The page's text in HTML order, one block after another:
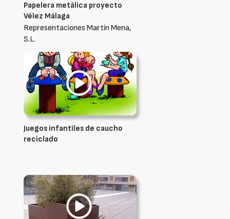
Papelera metálica proyecto
Vélez Málaga
Representaciones Martín Mena,
S.L.
Juegos infantiles de caucho
reciclado